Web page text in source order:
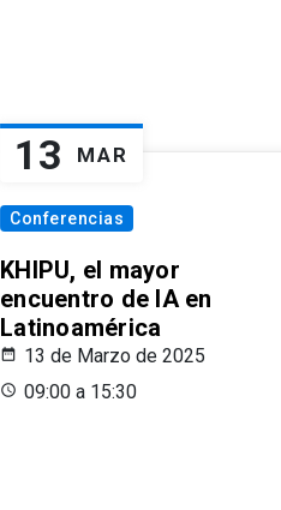
13 MAR
Conferencias
KHIPU, el mayor
encuentro de IA en
Latinoamérica
13 de Marzo de 2025
09:00 a 15:30